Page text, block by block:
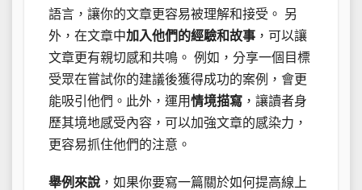
語言，讓你的文章更容易被理解和接受。 另
外，在文章中加入他們的經驗和故事 ，可以讓
文章更有親切感和共鳴。 例如，分享一個目標
受眾在嘗試你的建議後獲得成功的案例，會更
能吸引他們。此外，運用情境描寫 ，讓讀者身
歷其境地感受內容，可以加強文章的感染力，
更容易抓住他們的注意。
舉例來說 ，如果你要寫一篇關於如何提高線上